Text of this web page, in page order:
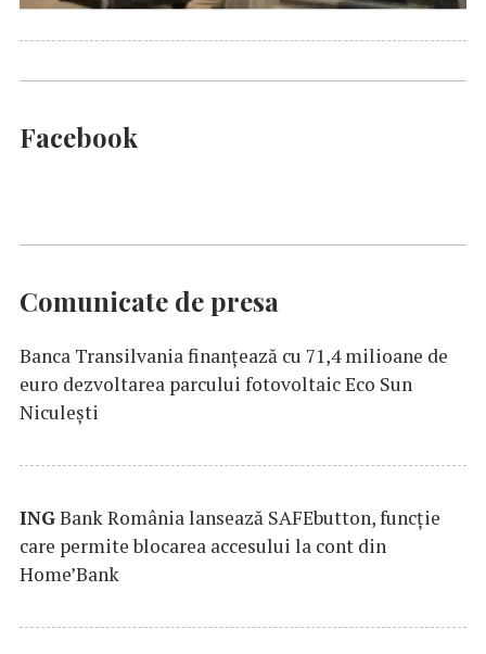
Facebook
Comunicate de presa
Banca Transilvania finanțează cu 71,4 milioane de
euro dezvoltarea parcului fotovoltaic Eco Sun
Niculești
INGBank România lansează SAFEbutton, funcţie
care permite blocarea accesului la cont din
Home’Bank